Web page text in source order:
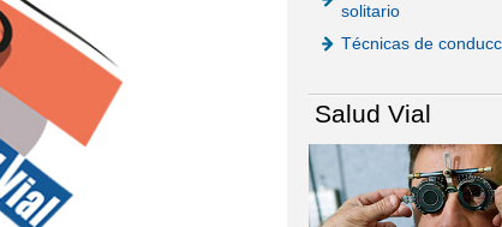
solitario
Técnicas de
Salud Vial